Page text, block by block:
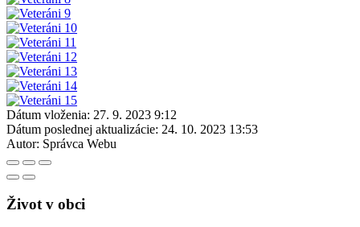
Dátum vloženia: 27. 9. 2023 9:12
Dátum poslednej aktualizácie: 24. 10. 2023 13:53
Autor: Správca Webu
Život v obci